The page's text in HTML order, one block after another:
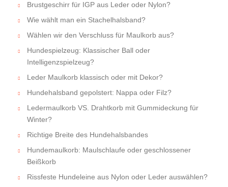
Brustgeschirr für IGP aus Leder oder Nylon?
Wie wählt man ein Stachelhalsband?
Wählen wir den Verschluss für Maulkorb aus?
Hundespielzeug: Klassischer Ball oder
Intelligenzspielzeug?
Leder Maulkorb klassisch oder mit Dekor?
Hundehalsband gepolstert: Nappa oder Filz?
Ledermaulkorb VS. Drahtkorb mit Gummideckung für
Winter?
Richtige Breite des Hundehalsbandes
Hundemaulkorb: Maulschlaufe oder geschlossener
Beißkorb
Rissfeste Hundeleine aus Nylon oder Leder auswählen?